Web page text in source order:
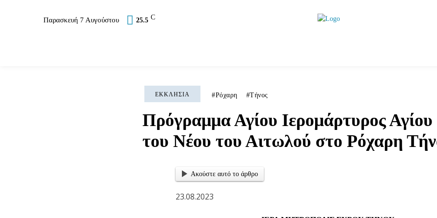
Παρασκευή 7 Αυγούστου 25.5 C
ΕΚΚΛΗΣΊΑ Ρόχαρη Τήνος
Πρόγραμμα Αγίου Ιερομάρτυρος
του Νέου του Αιτωλού στο Ρόχαρη
Ακούστε αυτό το άρθρο
23.08.2023